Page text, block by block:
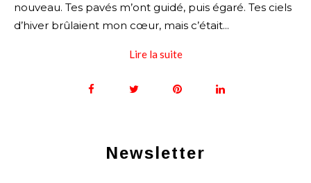
nouveau. Tes pavés m’ont guidé, puis égaré. Tes ciels
d’hiver brûlaient mon cœur, mais c’était...
Lire la suite
Newsletter